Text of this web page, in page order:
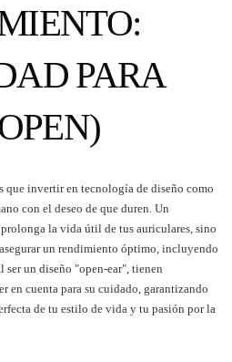
PARA
que invertir en tecnología de diseño como
con el deseo de que duren. Un
la vida útil de tus auriculares, sino
un rendimiento óptimo, incluyendo
un diseño "open-ear", tienen
en cuenta para su cuidado, garantizando
de tu estilo de vida y tu pasión por la